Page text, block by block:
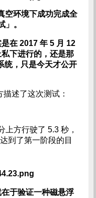
空环境下成功完成全
。
在 2017 年 5 月 12
下进行的，还是那
统，只是今天才公开
描述了这次测试：
上方行驶了 5.3 秒，
到了第一阶段的目
于验证一种磁悬浮